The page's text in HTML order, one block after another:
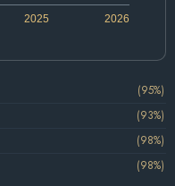
2026
2025
(95%)
(93%)
(98%)
(98%)